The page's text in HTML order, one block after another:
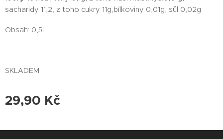
sacharidy 11,2, z toho cukry 11g,bílkoviny 0,01g, sůl 0,02g
Obsah: 0,5l
SKLADEM
29,90 Kč